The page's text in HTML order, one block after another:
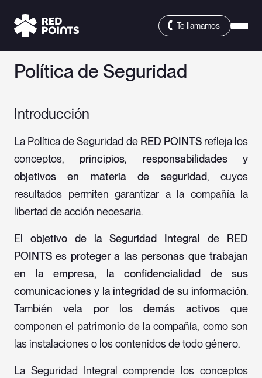
Te llamamos
Política de Seguridad
Introducción
La Política de Seguridad de RED POINTSrefleja los
conceptos, principios, responsabilidades y
objetivos
en materia de seguridad, cuyos
resultados permiten garantizar a la compañía la
libertad de acción necesaria.
El objetivo de la Seguridad Integral de
RED
POINTS es proteger a las personas que trabajan
en la empresa, la confidencialidad de sus
comunicaciones y la integridad de su información.
Tambiénvela por los demás activosque
componen el patrimonio de la compañía, como son
las instalaciones o los contenidos de todo género.
La Seguridad Integral comprende los conceptos